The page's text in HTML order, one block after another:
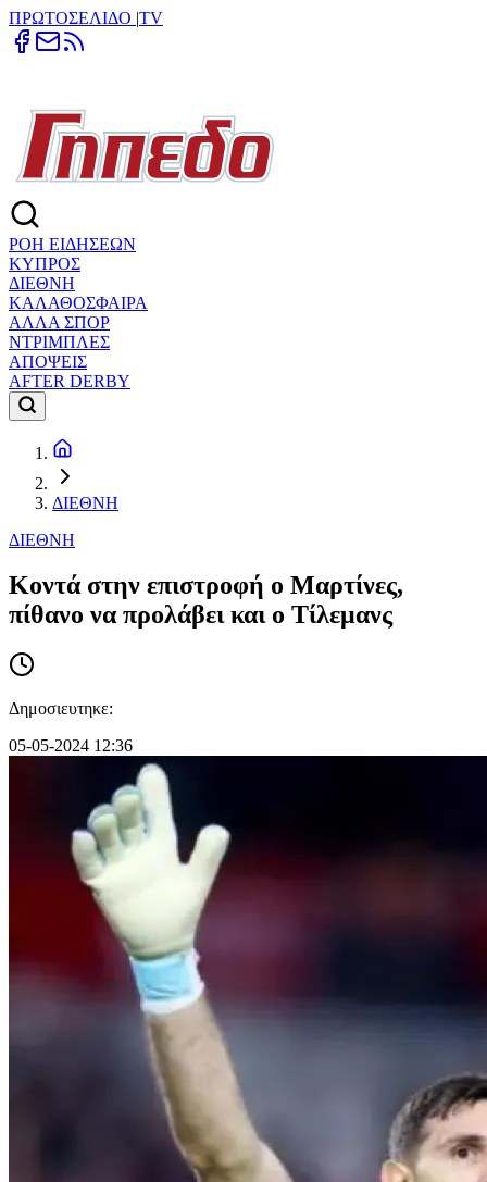
ΠΡΩΤΟΣΕΛΙΔΟ |TV
ΡΟΗ ΕΙΔΗΣΕΩΝ
ΚΥΠΡΟΣ
ΔΙΕΘΝΗ
ΚΑΛΑΘΟΣΦΑΙΡΑ
ΑΛΛΑ ΣΠΟΡ
ΝΤΡΙΜΠΛΕΣ
ΑΠΟΨΕΙΣ
AFTER DERBY
ΔΙΕΘΝΗ
ΔΙΕΘΝΗ
Κοντά στην επιστροφή ο Μαρτίνες,
πίθανο να προλάβει και ο Τίλεμανς
Δημοσιευτηκε:
05-05-2024 12:36